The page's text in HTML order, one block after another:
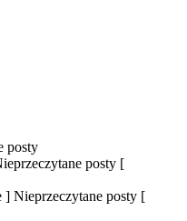
posty
posty [
] Nieprzeczytane posty [